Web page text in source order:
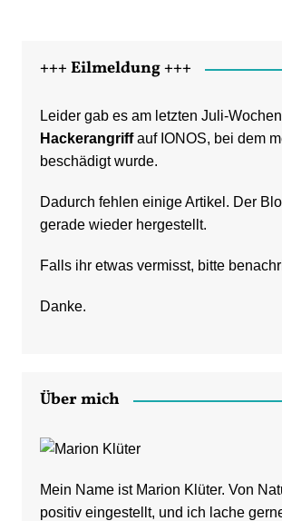
+++ Eilmeldung +++
Leider gab es am letzten Juli-
Hackerangriffauf IONOS, bei dem
beschädigt wurde.
Dadurch fehlen einige Artikel. Der
gerade wieder hergestellt.
Falls ihr etwas vermisst, bitte
Danke.
Über mich
Mein Name ist Marion Klüter. Von
positiv eingestellt, und ich lache